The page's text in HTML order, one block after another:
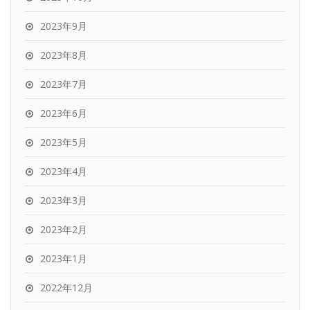
2023年9月
2023年8月
2023年7月
2023年6月
2023年5月
2023年4月
2023年3月
2023年2月
2023年1月
2022年12月